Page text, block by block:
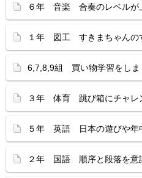
６年 音楽 合奏のレベルが
１年 図工 すきまちゃんの
6,7,8,9組 買い物学習をしま
３年 体育 跳び箱にチャレ
５年 英語 日本の遊びや年
２年 国語 順序と段落を意